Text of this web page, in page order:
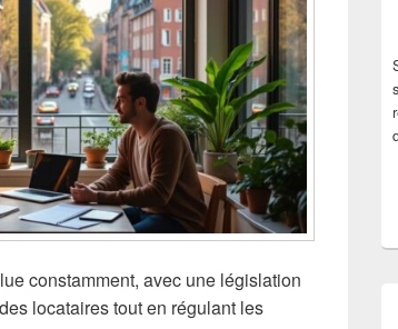
constamment, avec une législation
locataires tout en régulant les